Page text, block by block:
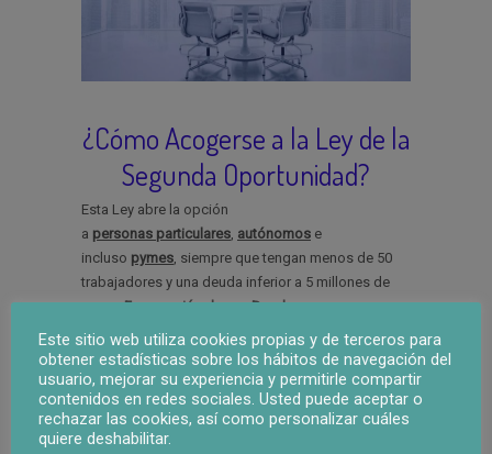
¿Cómo Acogerse a la Ley de la
Segunda Oportunidad?
Esta Ley abre la opción
a personas particulares, autónomos e
incluso pymes, siempre que tengan menos de 50
trabajadores y una deuda inferior a 5 millones de
euros.Exoneración de sus Deudas.
Leer más →
Este sitio web utiliza cookies propias y de terceros para
obtener estadísticas sobre los hábitos de navegación del
usuario, mejorar su experiencia y permitirle compartir
contenidos en redes sociales. Usted puede aceptar o
rechazar las cookies, así como personalizar cuáles
quiere deshabilitar.